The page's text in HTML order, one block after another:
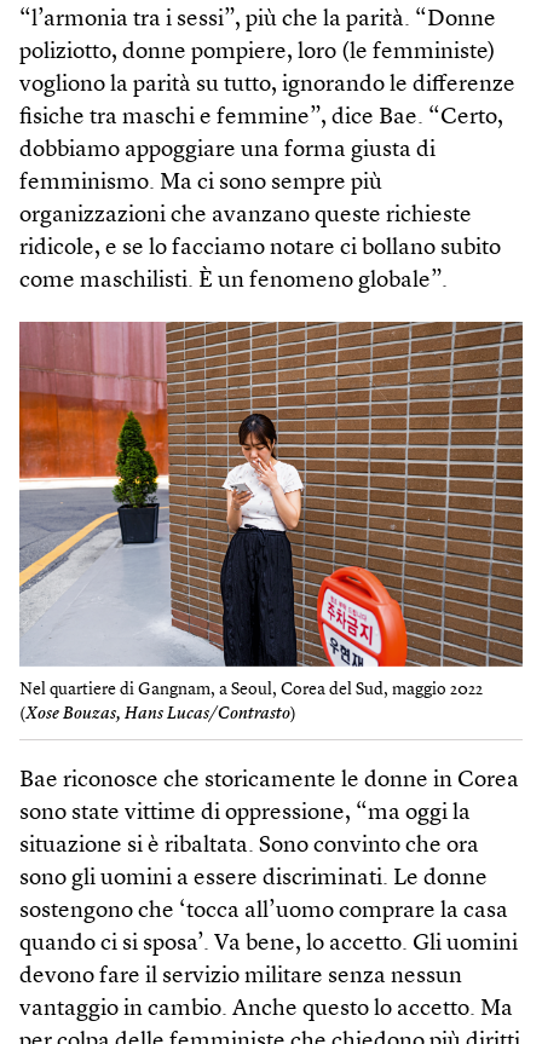
“l’armonia tra i sessi”, più che la parità. “Donne
poliziotto, donne pompiere, loro (le femministe)
vogliono la parità su tutto, ignorando le differenze
fisiche tra maschi e femmine”, dice Bae. “Certo,
dobbiamo appoggiare una forma giusta di
femminismo. Ma ci sono sempre più
organizzazioni che avanzano queste richieste
ridicole, e se lo facciamo notare ci bollano subito
come maschilisti. È un fenomeno globale”.
Nel quartiere di Gangnam, a Seoul, Corea del Sud, maggio 2022
(Xose Bouzas, Hans Lucas/Contrasto)
Bae riconosce che storicamente le donne in Corea
sono state vittime di oppressione, “ma oggi la
situazione si è ribaltata. Sono convinto che ora
sono gli uomini a essere discriminati. Le donne
sostengono che ‘tocca all’uomo comprare la casa
quando ci si sposa’. Va bene, lo accetto. Gli uomini
devono fare il servizio militare senza nessun
vantaggio in cambio. Anche questo lo accetto. Ma